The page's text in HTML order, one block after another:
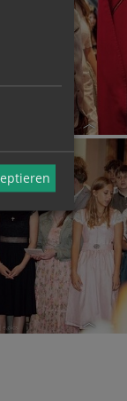
Firmung 2026